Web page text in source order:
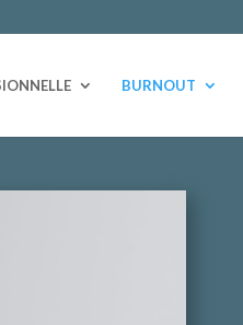
BURNOUT